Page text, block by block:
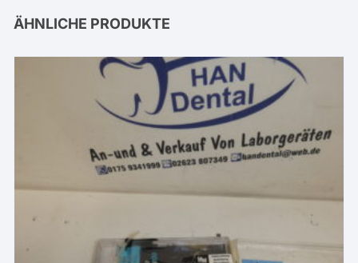
ÄHNLICHE PRODUKTE